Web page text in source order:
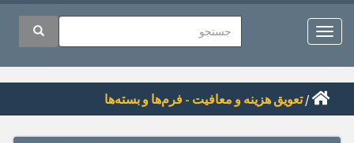
جستجو
ناوبری
اصلی
تغییر
/تعویق هزینه و معافیت - فرم‌ها و بسته‌ها